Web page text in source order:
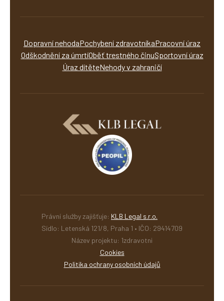
Dopravní nehodaPochybení zdravotníkaPracovní úraz
Odškodnění za úmrtíOběť trestného činuSportovní úraz
Úraz dítěteNehody v zahraničí
Právní služby zajišťuje: KLB Legal s.r.o.
Sídlo: Letenská 121/8, Praha 1 • IČO: 29414709
Název projektu: 1zdravotni
Cookies
Politika ochrany osobních údajů